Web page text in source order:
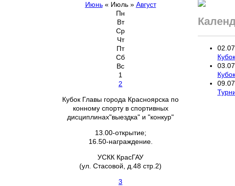
Июнь« Июль» Август
Пн
Вт
Ср
Чт
Пт
Сб
Вс
1
2
Кубок Главы города Красноярска по
конному спорту в спортивных
дисциплинах"выездка" и "конкур"
13.00-открытие;
16.50-награждение.
УСКК КрасГАУ
(ул. Стасовой, д.48 стр.2)
3
02 07
03 07
09 07